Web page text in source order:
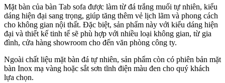
Mặt bàn của bàn Tab sofa được làm từ đá trắng muối tự nhiên, kiểu
dáng hiện đại sang trọng, giúp tăng thêm vẻ lịch lãm và phong cách
cho không gian nội thất. Đặc biệt, sản phẩm này với kiểu dáng hiện
đại và thiết kế tinh tế sẽ phù hợp với nhiều loại không gian, từ gia
đình, cửa hàng showroom cho đến văn phòng công ty.
Ngoài chất liệu mặt bàn đá tự nhiên, sản phẩm còn có phiên bản mặt
bàn Inox mạ vàng hoặc sắt sơn tĩnh điện màu đen cho quý khách
lựa chọn.